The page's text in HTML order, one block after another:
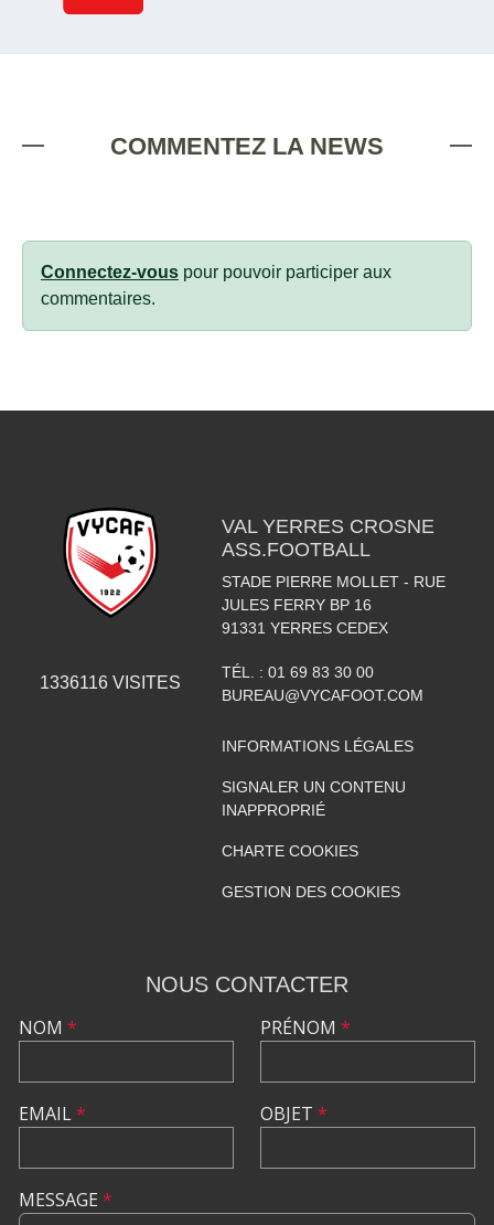
COMMENTEZ LA NEWS
Connectez-vous pour pouvoir participer aux
commentaires.
1336116 VISITES
VAL YERRES CROSNE
ASS.FOOTBALL
STADE PIERRE MOLLET - RUE
JULES FERRY BP 16
91331 YERRES CEDEX
TÉL. : 01 69 83 30 00
BUREAU@VYCAFOOT.COM
INFORMATIONS LÉGALES
SIGNALER UN CONTENU
INAPPROPRIÉ
CHARTE COOKIES
GESTION DES COOKIES
NOUS CONTACTER
NOM *
EMAIL*
PRÉNOM *
OBJET *
MESSAGE *